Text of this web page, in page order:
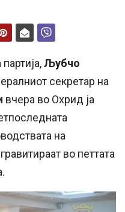
Љубчо
секретар на
вчера во Охрид ја
на
во петтата